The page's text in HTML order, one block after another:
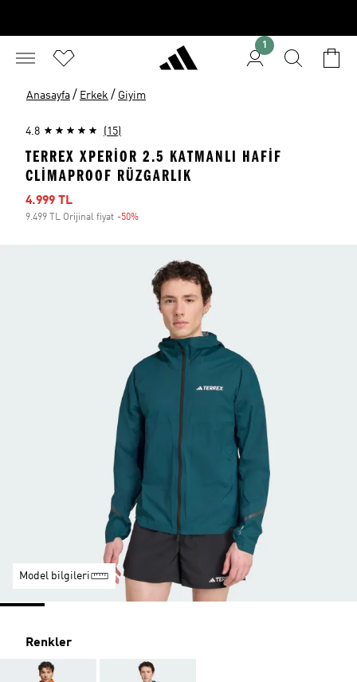
1
Anasayfa / Erkek / Giyim
4.8 (15)
TERREX XPERIOR 2.5 KATMANLI HAFIF
CLIMAPROOF RÜZGARLIK
İndirimli fiyat
4.999 TL
9.499 TL Orijinal fiyat -50%
Model bilgileri
Renkler